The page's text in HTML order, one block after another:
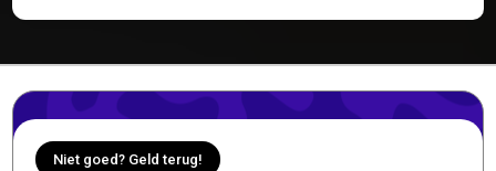
Niet goed? Geld terug!